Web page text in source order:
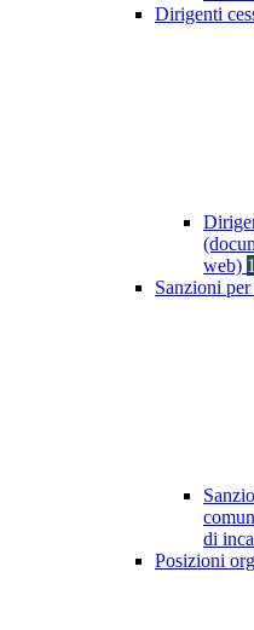
Dirigenti
web) 1
Sanzioni
di
Posizioni